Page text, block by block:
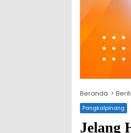
Beranda
Pangkalpinang
Jelang